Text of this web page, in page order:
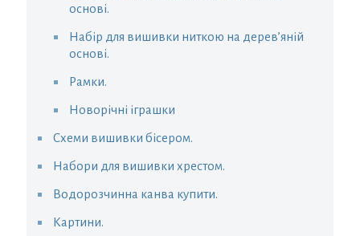
основі.
Набір для вишивки ниткою на дерев’яній
основі.
Рамки.
Новорічні іграшки
Схеми вишивки бісером.
Набори для вишивки хрестом.
Водорозчинна канва купити.
Картини.